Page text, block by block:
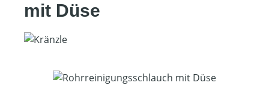
mit Düse
Bildergalerie überspringen